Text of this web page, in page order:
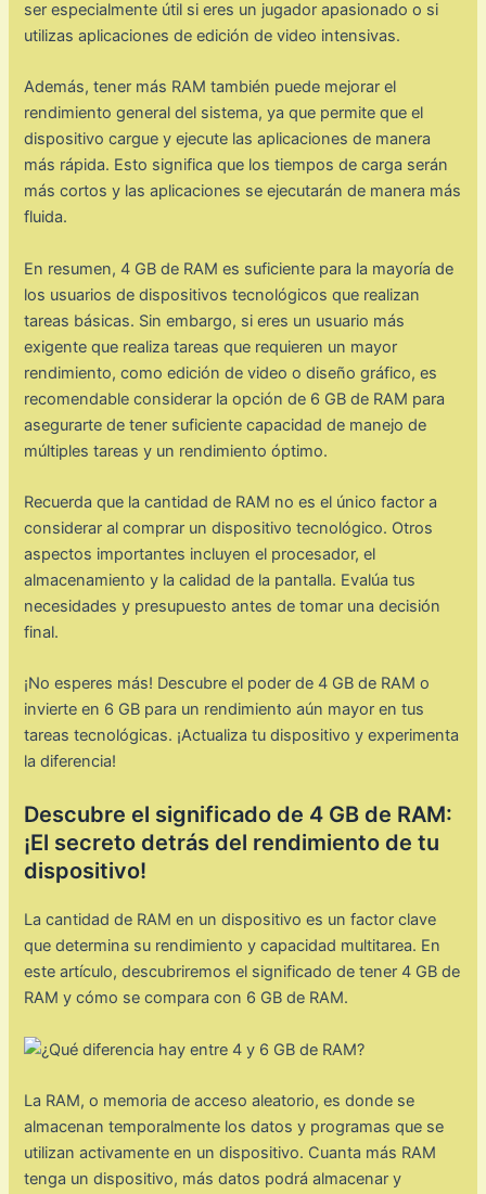
ser especialmente útil si eres un jugador apasionado o si
utilizas aplicaciones de edición de video intensivas.
Además, tener más RAM también puede mejorar el
rendimiento general del sistema, ya que permite que el
dispositivo cargue y ejecute las aplicaciones de manera
más rápida. Esto significa que los tiempos de carga serán
más cortos y las aplicaciones se ejecutarán de manera más
fluida.
En resumen, 4 GB de RAM es suficiente para la mayoría de
los usuarios de dispositivos tecnológicos que realizan
tareas básicas. Sin embargo, si eres un usuario más
exigente que realiza tareas que requieren un mayor
rendimiento, como edición de video o diseño gráfico, es
recomendable considerar la opción de 6 GB de RAM para
asegurarte de tener suficiente capacidad de manejo de
múltiples tareas y un rendimiento óptimo.
Recuerda que la cantidad de RAM no es el único factor a
considerar al comprar un dispositivo tecnológico. Otros
aspectos importantes incluyen el procesador, el
almacenamiento y la calidad de la pantalla. Evalúa tus
necesidades y presupuesto antes de tomar una decisión
final.
¡No esperes más! Descubre el poder de 4 GB de RAM o
invierte en 6 GB para un rendimiento aún mayor en tus
tareas tecnológicas. ¡Actualiza tu dispositivo y experimenta
la diferencia!
Descubre el significado de 4 GB de RAM:
¡El secreto detrás del rendimiento de tu
dispositivo!
La cantidad de RAM en un dispositivo es un factor clave
que determina su rendimiento y capacidad multitarea. En
este artículo, descubriremos el significado de tener 4 GB de
RAM y cómo se compara con 6 GB de RAM.
La RAM, o memoria de acceso aleatorio, es donde se
almacenan temporalmente los datos y programas que se
utilizan activamente en un dispositivo. Cuanta más RAM
tenga un dispositivo, más datos podrá almacenar y